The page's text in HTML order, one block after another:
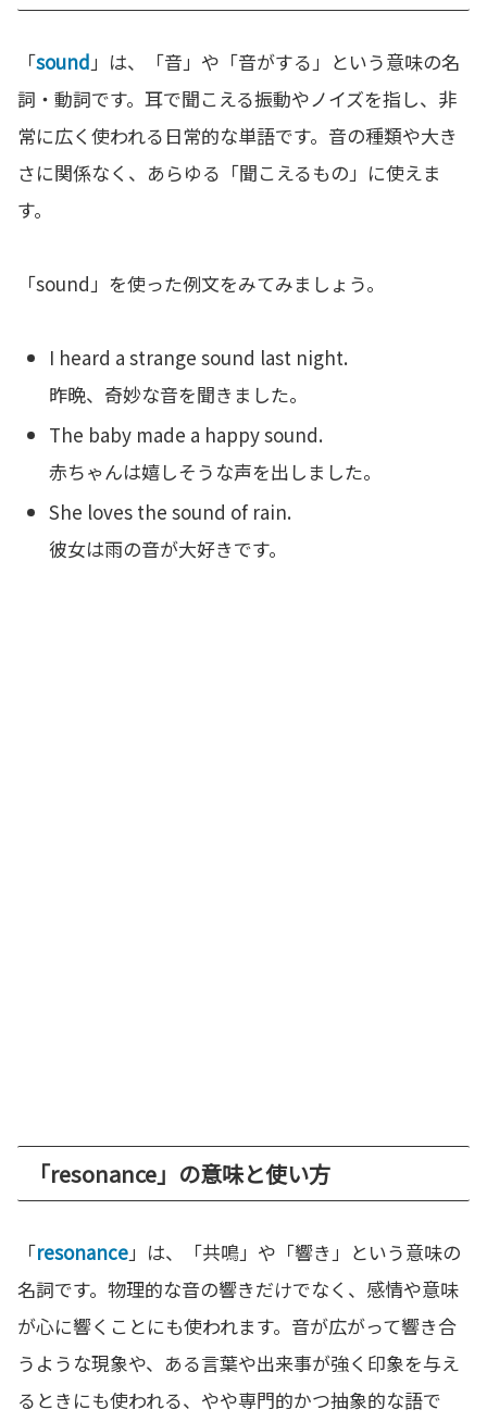
「sound 」は、「音」や「音がする」という意味の名
詞・動詞です。耳で聞こえる振動やノイズを指し、非
常に広く使われる日常的な単語です。音の種類や大き
さに関係なく、あらゆる「聞こえるもの」に使えま
す。
「sound」を使った例文をみてみましょう。
I heard a strange sound last night.
昨晩、奇妙な音を聞きました。
The baby made a happy sound.
赤ちゃんは嬉しそうな声を出しました。
She loves the sound of rain.
彼女は雨の音が大好きです。
「resonance」の意味と使い方
「resonance」は、「共鳴」や「響き」という意味の
名詞です。物理的な音の響きだけでなく、感情や意味
が心に響くことにも使われます。音が広がって響き合
うような現象や、ある言葉や出来事が強く印象を与え
るときにも使われる、やや専門的かつ抽象的な語で